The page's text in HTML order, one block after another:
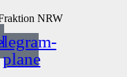
NRW
plane